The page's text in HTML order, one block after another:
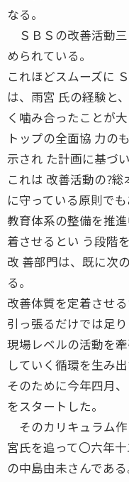
なる。
ＳＢＳの改善活動
められている。
これほどスムーズに
は、雨宮 氏の経験と
く噛み合ったことが大
トップの全面協 力の
示され た計画に基づ
これは 改善活動の?
に守っている原則でも
教育体系の整備を推
着させるとい う段階
改 善部門は、既に次
る。
改善体質を定着させ
引っ張るだけでは足り
現場レベルの活動を
していく循環を生み出
そのために今年四月
をスタートした。
そのカリキュラム
宮氏を追って〇六年
の中島由未さんである